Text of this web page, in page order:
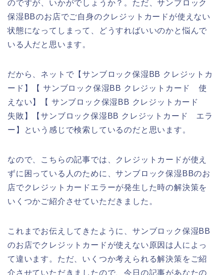
のですが、いかがでしょうか？。ただ、サンブロック
保湿BBのお店でご自身のクレジットカードが使えない
状態になってしまって、どうすればいいのかと悩んで
いる人だと思います。
だから、ネットで【サンブロック保湿BB クレジットカ
ード】【 サンブロック保湿BB クレジットカード 使
えない】【 サンブロック保湿BB クレジットカード
失敗】【サンブロック保湿BB クレジットカード エラ
ー】という感じで検索しているのだと思います。
なので、こちらの記事では、クレジットカードが使え
ずに困っている人のために、サンブロック保湿BBのお
店でクレジットカードエラーが発生した時の解決策を
いくつかご紹介させていただきました。
これまでお伝えしてきたように、サンブロック保湿BB
のお店でクレジットカードが使えない原因は人によっ
て違います。ただ、いくつか考えられる解決策をご紹
介させていただきましたので、今日の記事があなたの